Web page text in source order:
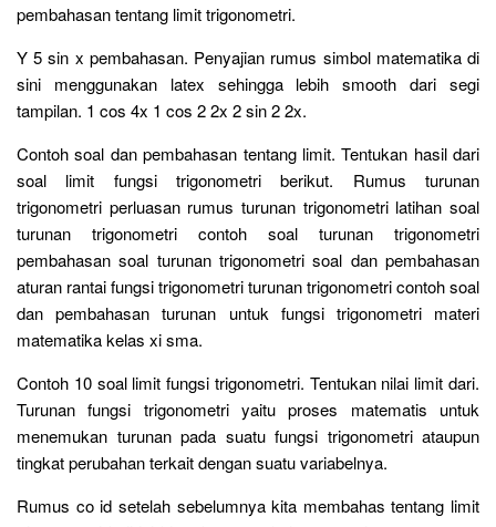
pembahasan tentang limit trigonometri.
Y 5 sin x pembahasan. Penyajian rumus simbol matematika di
sini menggunakan latex sehingga lebih smooth dari segi
tampilan. 1 cos 4x 1 cos 2 2x 2 sin 2 2x.
Contoh soal dan pembahasan tentang limit. Tentukan hasil dari
soal limit fungsi trigonometri berikut. Rumus turunan
trigonometri perluasan rumus turunan trigonometri latihan soal
turunan trigonometri contoh soal turunan trigonometri
pembahasan soal turunan trigonometri soal dan pembahasan
aturan rantai fungsi trigonometri turunan trigonometri contoh soal
dan pembahasan turunan untuk fungsi trigonometri materi
matematika kelas xi sma.
Contoh 10 soal limit fungsi trigonometri. Tentukan nilai limit dari.
Turunan fungsi trigonometri yaitu proses matematis untuk
menemukan turunan pada suatu fungsi trigonometri ataupun
tingkat perubahan terkait dengan suatu variabelnya.
Rumus co id setelah sebelumnya kita membahas tentang limit